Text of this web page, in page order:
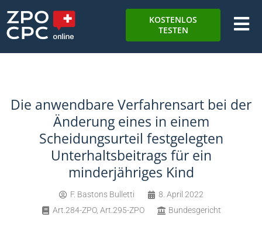
KOSTENLOS
TESTEN
Die anwendbare Verfahrensart bei der
Änderung eines in einem
Scheidungsurteil festgelegten
Unterhaltsbeitrags für ein
minderjähriges Kind
F. Bastons Bulletti
8. April 2022
Art.284-ZPO, Art.295-ZPO Bundesgericht